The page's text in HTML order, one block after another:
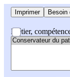
Imprimer Besoin
Métier,